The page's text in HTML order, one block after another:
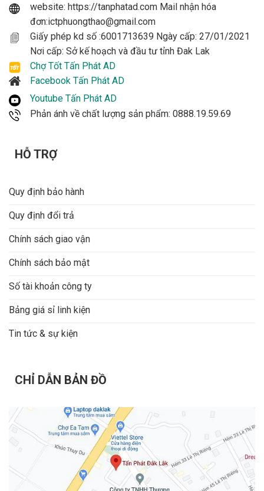
website: https://tanphatad.com Mail nhận hóa
đơn:ictphuongthao@gmail.com
Giấy phép kd số :6001713639 Ngày cấp: 27/01/2021
Nơi cấp: Sở kế hoạch và đầu tư tỉnh Đak Lak
Chợ Tốt Tấn Phát AD
Facebook Tấn Phát AD
Youtube Tấn Phát AD
Phản ánh về chất lượng sản phẩm: 0888.19.59.69
HỖ TRỢ
Quy định bảo hành
Quy định đổi trả
Chính sách giao vận
Chính sách bảo mật
Số tài khoản công ty
Bảng giá sỉ linh kiện
Tin tức & sự kiện
CHỈ DẪN BẢN ĐỒ